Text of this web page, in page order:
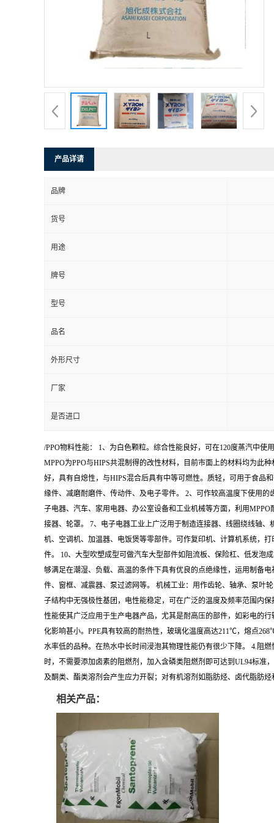
产品详请
品牌
货号
用途
牌号
型号
品名
外形尺寸
厂家
是否进口
/PPO物料性能： 1、为白色颗粒。综合性能良好，可在120度蒸汽中
MPPO为PPO与HIPS共混制得的改性材料，目前市面上的材料均为此
好，具有自熄性，与HIPS混合后具有中等可燃性。质轻，可用于食品
缘件、减磨耐磨件、传动件、及电子零件。 2、可作较高温度下使用
子电器、汽车、家用电器、办公室设备和工业机械等方面，利用
接器、轮罩。 7、电子电器工业上广泛用于制造连接器、线圈绕线轴
机、空调机、加温器、电饭煲等零部件。可作复印机、计算机系统，
件。 10、大型吹塑成型可做汽车大型部件如阻流板、保险杠、低发泡
够满足在潮湿、负载、高温的条件下具有优良的点绝缘性，运用制备
件、窗框、减震器、泵过滤网等。 机械工业：用作齿轮、轴承、泵叶
子结构中无强极性基团，电性能稳定，可在广泛的温度及频率范围内
性能使其广泛应用于生产电器产品，尤其是耐高压的部件，如彩电的
化影响甚小。PPE具有较高的耐热性，玻璃化温度高达211℃，熔点
水率低的品种。在热水中长时间浸泡其物理性能仍有很少下降。 4.阻
时，不需要添加卤素的阻燃剂，加入含磷类阻燃剂即可达到UL94标准
及酮类、酯类溶剂会产生应力开裂；对有机溶剂如脂肪烃、卤代脂肪
相关产品：